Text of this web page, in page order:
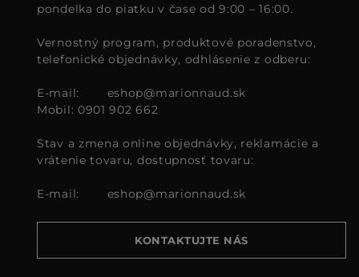
pondelka do piatku v čase od 9:00 – 16:00.
Vernostný program, produktové poradenstvo,
telefonické objednávky, odhlásenie z odberu:
E-mail:
eshop@marionnaud.sk
Mobil: 0901 902 662
Stav a zmena online objednávky, reklamácie a
vrátenie tovaru, dostupnosť tovaru:
E-mail: eshop@marionnaud.sk
KONTAKTUJTE NÁS